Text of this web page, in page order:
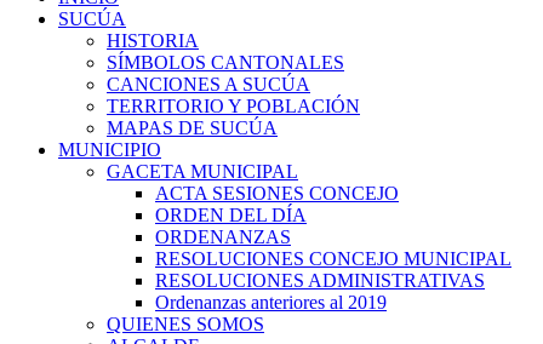
SUCÚA
HISTORIA
SÍMBOLOS CANTONALES
CANCIONES A SUCÚA
TERRITORIO Y POBLACIÓN
MAPAS DE SUCÚA
MUNICIPIO
GACETA MUNICIPAL
ACTA SESIONES CONCEJO
ORDEN DEL DÍA
ORDENANZAS
RESOLUCIONES CONCEJO MUNICIPAL
RESOLUCIONES ADMINISTRATIVAS
Ordenanzas anteriores al 2019
QUIENES SOMOS